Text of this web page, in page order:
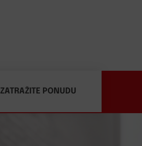
ZATRAŽITE PONUDU